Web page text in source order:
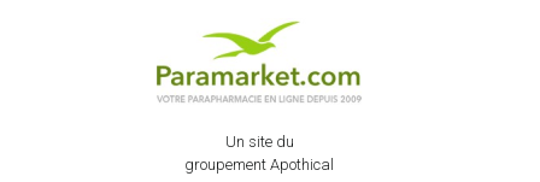
Un site du
groupement Apothical